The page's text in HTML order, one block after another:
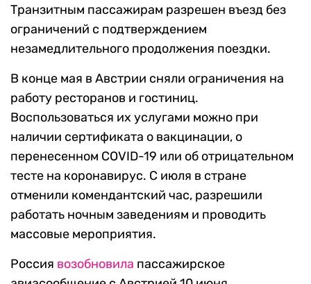
Транзитным пассажирам разрешен въезд без
ограничений с подтверждением
незамедлительного продолжения поездки.
В конце мая в Австрии сняли ограничения на
работу ресторанов и гостиниц.
Воспользоваться их услугами можно при
наличии сертификата о вакцинации, о
перенесенном COVID-19 или об отрицательном
тесте на коронавирус. С июля в стране
отменили комендантский час, разрешили
работать ночным заведениям и проводить
массовые мероприятия.
Россия возобновила пассажирское